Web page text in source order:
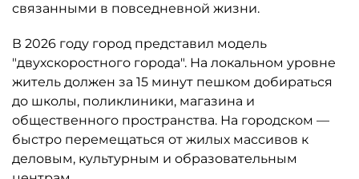
связанными в повседневной жизни.
В 2026 году город представил модель
"двухскоростного города". На локальном уровне
житель должен за 15 минут пешком добираться
до школы, поликлиники, магазина и
общественного пространства. На городском —
быстро перемещаться от жилых массивов к
деловым, культурным и образовательным